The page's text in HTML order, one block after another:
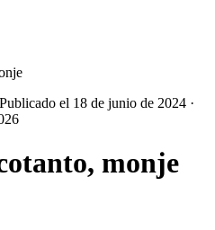
Publicado el 18 de junio de 2024 ·
monje